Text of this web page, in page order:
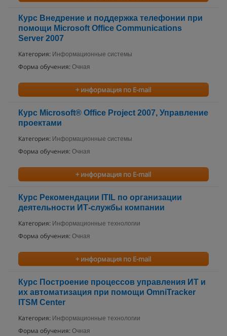
Курс Внедрение и поддержка телефонии при
помощи Microsoft Office Communications
Server 2007
Категория: Информационные системы
Форма обучения: Очная
+ информация по E-mail
Курс Microsoft® Office Project 2007, Управление
проектами
Категория: Информационные системы
Форма обучения: Очная
+ информация по E-mail
Курс Рекомендации ITIL по организации
деятельности ИТ-службы компании
Категория: Информационные технологии
Форма обучения: Очная
+ информация по E-mail
Курс Построение процессов управления ИТ и
их автоматизация при помощи OmniTracker
ITSM Center
Категория: Информационные технологии
Форма обучения: Очная